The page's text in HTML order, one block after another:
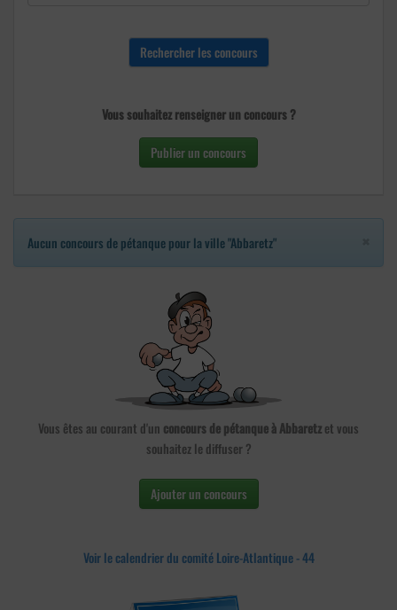
Vous souhaitez renseigner un concours ?
Publier un concours
Aucun concours de pétanque pour la ville "Abbaretz"
Vous êtes au courant d'un concours de pétanque à Abbaretzet vous
souhaitez le diffuser ?
Ajouter un concours
Voir le calendrier du comité Loire-Atlantique - 44